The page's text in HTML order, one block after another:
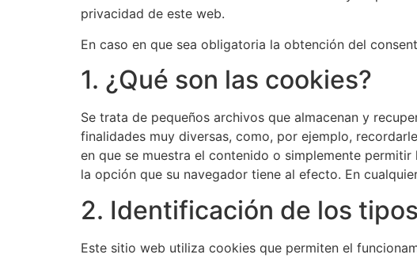
privacidad de este web.
En caso en que sea obligatoria la obtención del
1. ¿Qué son las cookies?
Se trata de pequeños archivos que almacenan y
finalidades muy diversas, como, por ejemplo,
en que se muestra el contenido o simplemente
la opción que su navegador tiene al efecto. En
2. Identificación de los
Este sitio web utiliza cookies que permiten el